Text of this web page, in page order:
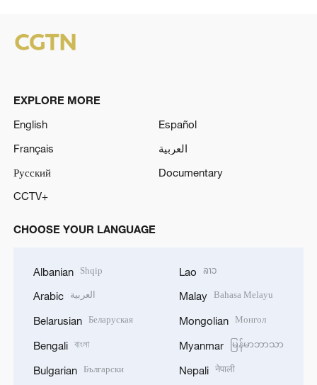
EXPLORE MORE
English
Español
Français
العربية
Русский
Documentary
CCTV+
CHOOSE YOUR LANGUAGE
Albanian Shqip
Arabic العربية
Belarusian Беларуская
Bengali বাংলা
Bulgarian Български
Lao ລາວ
Malay Bahasa Melayu
Mongolian Монгол
Myanmar မြန်မာဘာသာ
Nepali नेपाली